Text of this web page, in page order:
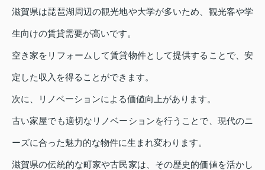
滋賀県は琵琶湖周辺の観光地や大学が多いため、観光客や学
生向けの賃貸需要が高いです。
空き家をリフォームして賃貸物件として提供することで、安
定した収入を得ることができます。
次に、リノベーションによる価値向上があります。
古い家屋でも適切なリノベーションを行うことで、現代のニ
ーズに合った魅力的な物件に生まれ変わります。
滋賀県の伝統的な町家や古民家は、その歴史的価値を活かし